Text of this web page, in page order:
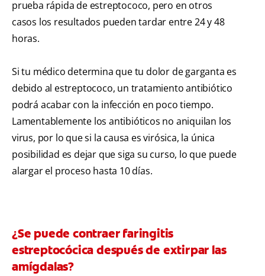
prueba rápida de estreptococo, pero en otros
casos los resultados pueden tardar entre 24 y 48
horas.
Si tu médico determina que tu dolor de garganta es
debido al estreptococo, un tratamiento antibiótico
podrá acabar con la infección en poco tiempo.
Lamentablemente los antibióticos no aniquilan los
virus, por lo que si la causa es virósica, la única
posibilidad es dejar que siga su curso, lo que puede
alargar el proceso hasta 10 días.
¿Se puede contraer faringitis
estreptocócica después de extirpar las
amígdalas?